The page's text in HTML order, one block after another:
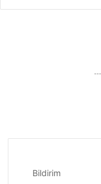
Bildirim